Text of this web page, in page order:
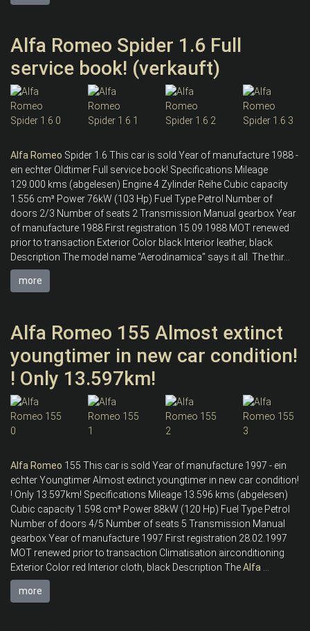
Alfa Romeo Spider 1.6 Full
service book! (verkauft)
Alfa Romeo Spider 1.6 This car is sold Year of manufacture 1988 -
ein echter Oldtimer Full service book! Specifications Mileage
129.000 kms (abgelesen) Engine 4 Zylinder Reihe Cubic capacity
1.556 cm³ Power 76kW (103 Hp) Fuel Type Petrol Number of
doors 2/3 Number of seats 2 Transmission Manual gearbox Year
of manufacture 1988 First registration 15.09.1988 MOT renewed
prior to transaction Exterior Color black Interior leather, black
Description The model name "Aerodinamica" says it all. The thir...
more
Alfa Romeo 155 Almost extinct
youngtimer in new car condition!
! Only 13.597km!
Alfa Romeo 155 This car is sold Year of manufacture 1997 - ein
echter Youngtimer Almost extinct youngtimer in new car condition!
! Only 13.597km! Specifications Mileage 13.596 kms (abgelesen)
Cubic capacity 1.598 cm³ Power 88kW (120 Hp) Fuel Type Petrol
Number of doors 4/5 Number of seats 5 Transmission Manual
gearbox Year of manufacture 1997 First registration 28.02.1997
MOT renewed prior to transaction Climatisation airconditioning
Exterior Color red Interior cloth, black Description TheAlfa
more